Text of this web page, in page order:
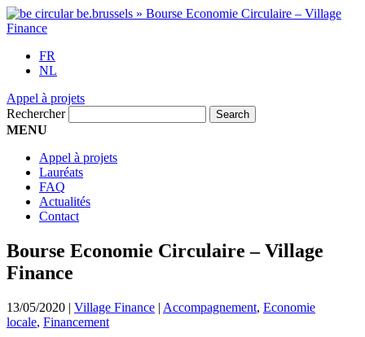
FR
NL
Appel à projets
Rechercher
MENU
Appel à projets
Lauréats
FAQ
Actualités
Contact
Bourse Economie Circulaire – Village
Finance
13/05/2020 | Village Finance | Accompagnement, Economie
locale, Financement